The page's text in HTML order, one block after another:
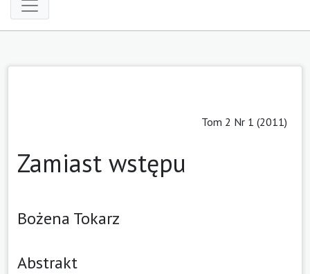
Tom 2 Nr 1 (2011)
Zamiast wstępu
Bożena Tokarz
Abstrakt